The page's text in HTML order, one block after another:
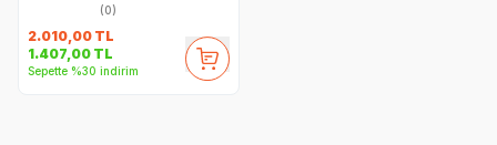
(0)
2.010,00 TL
1.407,00 TL
Sepette %30 indirim